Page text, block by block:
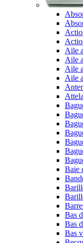
Aile
Aile
Aile
Aile
Baie
Bas
Bas
Bas